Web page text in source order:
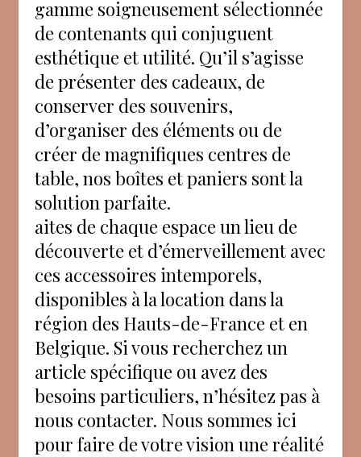
gamme soigneusement sélectionnée
de contenants qui conjuguent
esthétique et utilité. Qu’il s’agisse
de présenter des cadeaux, de
conserver des souvenirs,
d’organiser des éléments ou de
créer de magnifiques centres de
table, nos boîtes et paniers sont la
solution parfaite.
aites de chaque espace un lieu de
découverte et d’émerveillement avec
ces accessoires intemporels,
disponibles à la location dans la
région des Hauts-de-France et en
Belgique. Si vous recherchez un
article spécifique ou avez des
besoins particuliers, n’hésitez pas à
nous contacter. Nous sommes ici
pour faire de votre vision une réalité